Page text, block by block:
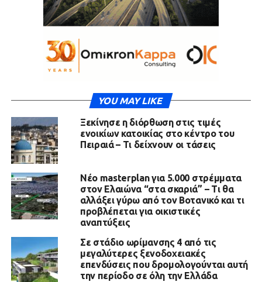
YOU MAY LIKE
Ξεκίνησε η διόρθωση στις τιμές
ενοικίων κατοικίας στο κέντρο του
Πειραιά – Τι δείχνουν οι τάσεις
Νέο masterplan για 5.000 στρέμματα
στον Ελαιώνα “στα σκαριά” – Τι θα
αλλάξει γύρω από τον Βοτανικό και τι
προβλέπεται για οικιστικές
αναπτύξεις
Σε στάδιο ωρίμανσης 4 από τις
μεγαλύτερες ξενοδοχειακές
επενδύσεις που δρομολογούνται αυτή
την περίοδο σε όλη την Ελλάδα